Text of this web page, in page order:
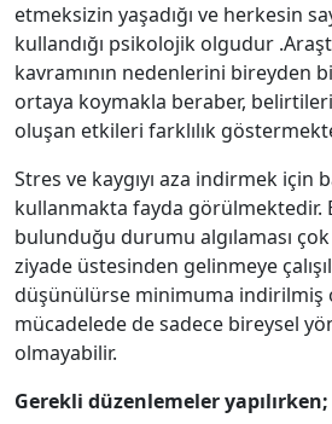
etmeksizin yaşadığı ve herkesin
kullandığı psikolojik olgudur
kavramının nedenlerini bireyden
ortaya koymakla beraber,
oluşan etkileri farklılık
Stres ve kaygıyı aza indirmek için
kullanmakta fayda görülmektedir.
bulunduğu durumu algılaması
ziyade üstesinden gelinmeye
düşünülürse minimuma indirilmiş
mücadelede de sadece bireysel
olmayabilir.
Gerekli düzenlemeler yapılırken;